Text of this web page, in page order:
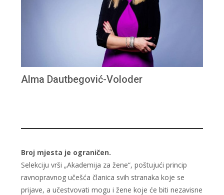
Alma Dautbegović-Voloder
Broj mjesta je ograničen.
Selekciju vrši „Akademija za žene“, poštujući princip
ravnopravnog učešća članica svih stranaka koje se
prijave, a učestvovati mogu i žene koje će biti nezavisne